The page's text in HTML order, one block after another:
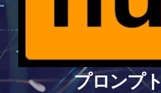
プロンプ